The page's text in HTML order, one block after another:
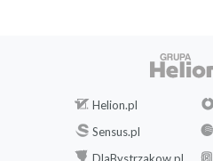
Helion.pl
Sensus.pl
DlaBystrzakow.pl